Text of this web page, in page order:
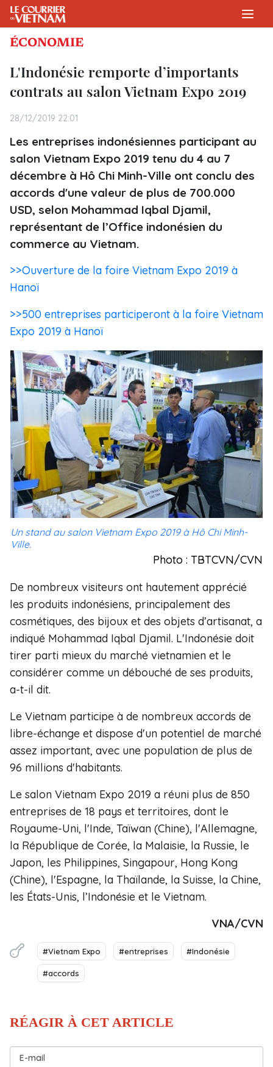
ÉCONOMIE
L'Indonésie remporte d’importants
contrats au salon Vietnam Expo 2019
28/12/2019 22:01
Les entreprises indonésiennes participant au
salon Vietnam Expo 2019 tenu du 4 au 7
décembre à Hô Chi Minh-Ville ont conclu des
accords d'une valeur de plus de 700.000
USD, selon Mohammad Iqbal Djamil,
représentant de l’Office indonésien du
commerce au Vietnam.
>>Ouverture de la foire Vietnam Expo 2019 à
Hanoï
>>500 entreprises participeront à la foire Vietnam
Expo 2019 à Hanoï
Un stand au salon Vietnam Expo 2019 à Hô Chi Minh-
Ville.
Photo : TBTCVN/CVN
De nombreux visiteurs ont hautement apprécié
les produits indonésiens, principalement des
cosmétiques, des bijoux et des objets d’artisanat, a
indiqué Mohammad Iqbal Djamil. L'Indonésie doit
tirer parti mieux du marché vietnamien et le
considérer comme un débouché de ses produits,
a-t-il dit.
Le Vietnam participe à de nombreux accords de
libre-échange et dispose d'un potentiel de marché
assez important, avec une population de plus de
96 millions d'habitants.
Le salon Vietnam Expo 2019 a réuni plus de 850
entreprises de 18 pays et territoires, dont le
Royaume-Uni, l'Inde, Taïwan (Chine), l'Allemagne,
la République de Corée, la Malaisie, la Russie, le
Japon, les Philippines, Singapour, Hong Kong
(Chine), l'Espagne, la Thaïlande, la Suisse, la Chine,
les États-Unis, l’Indonésie et le Vietnam.
VNA/CVN
#Vietnam Expo #entreprises #Indonésie
#accords